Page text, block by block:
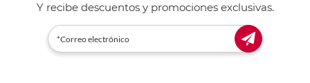
Y recibe descuentos y promociones exclusivas.